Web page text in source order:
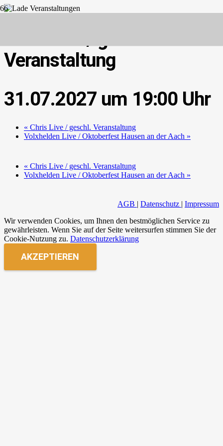
Veranstaltung
31.07.2027 um 19:00
« Chris Live / geschl. Veranstaltung
Volxhelden Live / Oktoberfest Hausen an der Aach »
« Chris Live / geschl. Veranstaltung
Volxhelden Live / Oktoberfest Hausen an der Aach »
AGB | Datenschutz | Impressum
Wir verwenden Cookies, um Ihnen den bestmöglichen Service zu
gewährleisten. Wenn Sie auf der Seite weitersurfen stimmen Sie der
Cookie-Nutzung zu. Datenschutzerklärung
AKZEPTIEREN